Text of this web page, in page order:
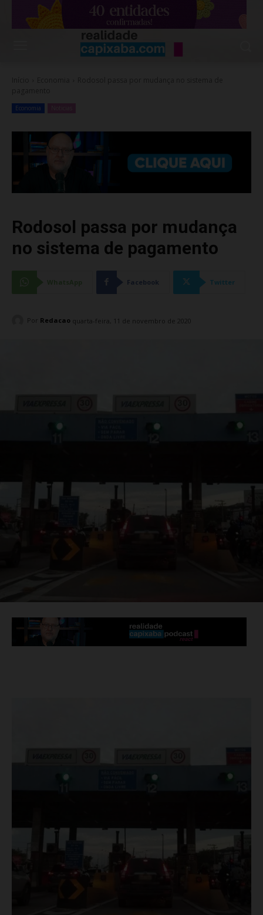
Economia
Rodosol passa por mudança
no sistema de pagamento
Facebook Twitter
Por Redacao quarta-feira, 11 de novembro de 2020